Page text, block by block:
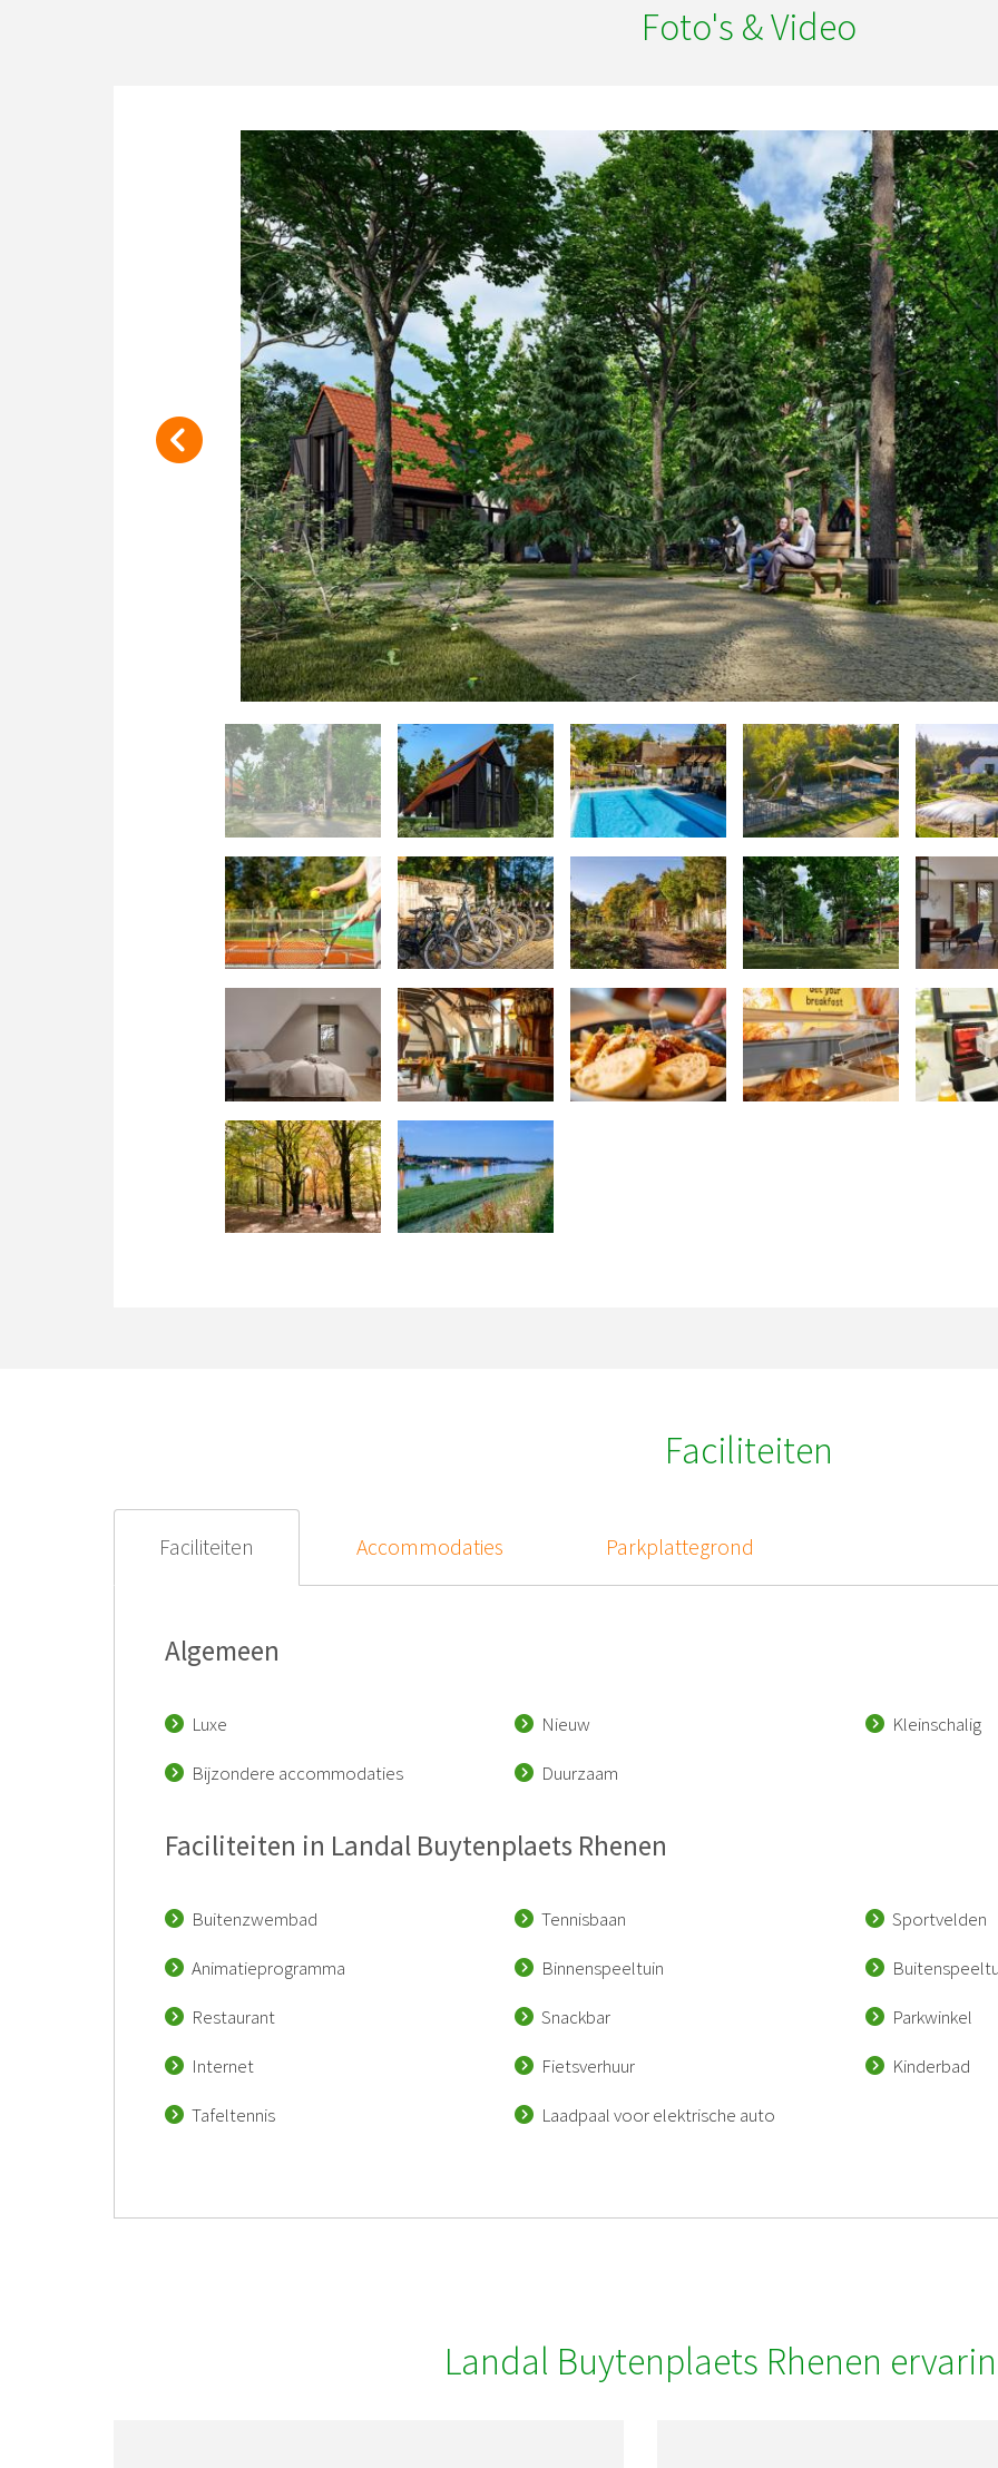
Foto's & Video
Faciliteiten
Faciliteiten Accommodaties Parkplattegrond
Algemeen
Luxe Nieuw
Kleinschalig
Bijzondere accommodaties
Duurzaam
Faciliteiten in Landal Buytenplaets Rhenen
Buitenzwembad Tennisbaan
Sportvelden
Animatieprogramma
Binnenspeeltuin
Restaurant
Snackbar
Parkwinkel
Internet
Fietsverhuur
Kinderbad
Tafeltennis
Laadpaal voor elektrische auto
Landal Buytenplaets Rhenen